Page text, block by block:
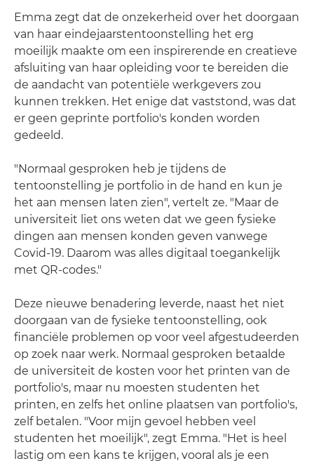
Emma zegt dat de onzekerheid over het doorgaan
van haar eindejaarstentoonstelling het erg
moeilijk maakte om een inspirerende en creatieve
afsluiting van haar opleiding voor te bereiden die
de aandacht van potentiële werkgevers zou
kunnen trekken. Het enige dat vaststond, was dat
er geen geprinte portfolio's konden worden
gedeeld.
"Normaal gesproken heb je tijdens de
tentoonstelling je portfolio in de hand en kun je
het aan mensen laten zien", vertelt ze. "Maar de
universiteit liet ons weten dat we geen fysieke
dingen aan mensen konden geven vanwege
Covid-19. Daarom was alles digitaal toegankelijk
met QR-codes."
Deze nieuwe benadering leverde, naast het niet
doorgaan van de fysieke tentoonstelling, ook
financiële problemen op voor veel afgestudeerden
op zoek naar werk. Normaal gesproken betaalde
de universiteit de kosten voor het printen van de
portfolio's, maar nu moesten studenten het
printen, en zelfs het online plaatsen van portfolio's,
zelf betalen. "Voor mijn gevoel hebben veel
studenten het moeilijk", zegt Emma. "Het is heel
lastig om een kans te krijgen, vooral als je een